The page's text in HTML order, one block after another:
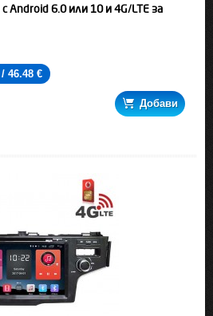
Android 6.0 или 10 и 4G/LTE за
46.48 €
Добави